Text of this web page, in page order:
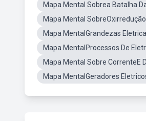
Mapa Mental Sobrea Batalha
Mapa Mental SobreOxirredução
Mapa MentalGrandezas
Mapa MentalProcessos De
Mapa Mental Sobre CorrenteE
Mapa MentalGeradores